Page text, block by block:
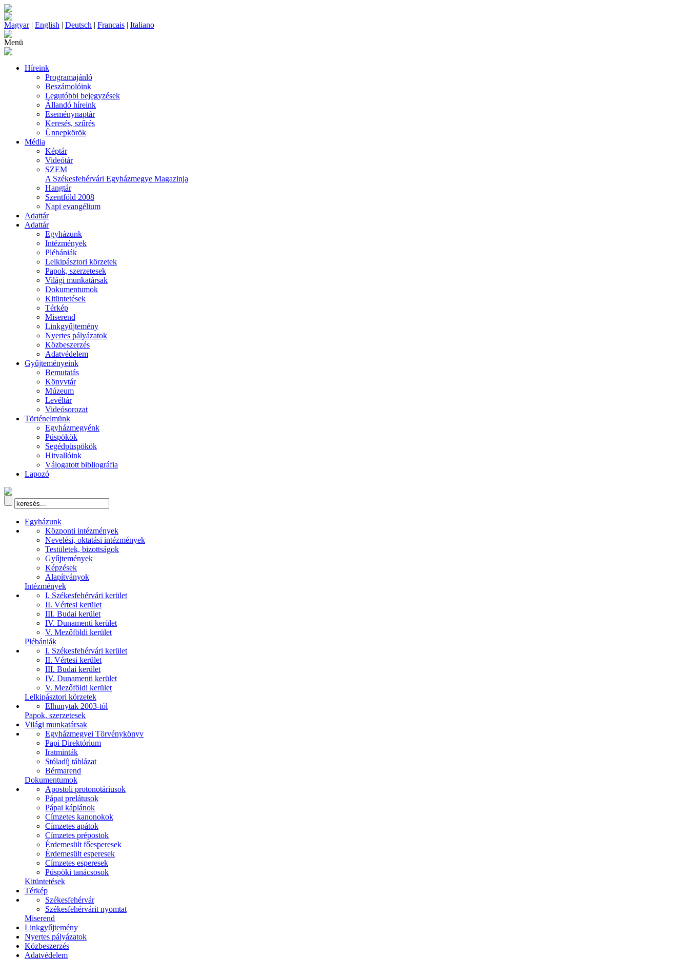
Magyar| English | Deutsch | Francais | Italiano
Menü
Híreink
Programajánló
Beszámolóink
Legutóbbi bejegyzések
Állandó híreink
Eseménynaptár
Keresés, szűrés
Ünnepkörök
Média
Képtár
Videótár
SZEM
A Székesfehérvári Egyházmegye Magazinja
Hangtár
Szentföld 2008
Napi evangélium
Adattár
Adattár
Egyházunk
Intézmények
Plébániák
Lelkipásztori körzetek
Papok, szerzetesek
Világi munkatársak
Dokumentumok
Kitüntetések
Térkép
Miserend
Linkgyűjtemény
Nyertes pályázatok
Közbeszerzés
Adatvédelem
Gyűjteményeink
Bemutatás
Könyvtár
Múzeum
Levéltár
Videósorozat
Történelmünk
Egyházmegyénk
Püspökök
Segédpüspökök
Hitvallóink
Válogatott bibliográfia
Lapozó
Egyházunk
Központi intézmények
Nevelési, oktatási intézmények
Testületek, bizottságok
Gyűjtemények
Képzések
Alapítványok
Intézmények
I. Székesfehérvári kerület
II. Vértesi kerület
III. Budai kerület
IV. Dunamenti kerület
V. Mezőföldi kerület
Plébániák
I. Székesfehérvári kerület
II. Vértesi kerület
III. Budai kerület
IV. Dunamenti kerület
V. Mezőföldi kerület
Lelkipásztori körzetek
Elhunytak 2003-tól
Papok, szerzetesek
Világi munkatársak
Egyházmegyei Törvénykönyv
Papi Direktórium
Iratminták
Stóladíj táblázat
Bérmarend
Dokumentumok
Apostoli protonotáriusok
Pápai prelátusok
Pápai káplánok
Címzetes kanonokok
Címzetes apátok
Címzetes prépostok
Érdemesült főesperesek
Érdemesült esperesek
Címzetes esperesek
Püspöki tanácsosok
Kitüntetések
Térkép
Székesfehérvár
Székesfehérvárit nyomtat
Miserend
Linkgyűjtemény
Nyertes pályázatok
Közbeszerzés
Adatvédelem